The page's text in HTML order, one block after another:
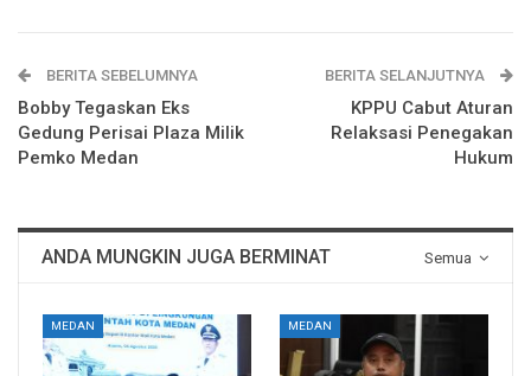
BERITA SEBELUMNYA
Bobby Tegaskan Eks
Gedung Perisai Plaza Milik
Pemko Medan
BERITA SELANJUTNYA
KPPU Cabut Aturan
Relaksasi Penegakan
Hukum
Semua
ANDA MUNGKIN JUGA BERMINAT
MEDAN MEDAN